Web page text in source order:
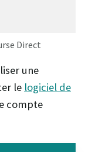
Direct
une
le logiciel de
compte